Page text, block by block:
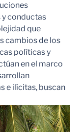
y conductas
que
cambios de los
políticas y
en el marco
e ilícitas, buscan